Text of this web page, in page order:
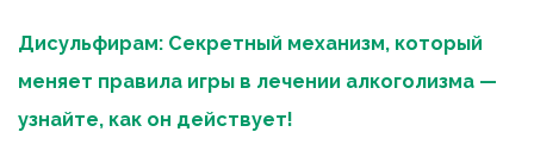
Дисульфирам: Секретный механизм, который
меняет правила игры в лечении алкоголизма —
узнайте, как он действует!